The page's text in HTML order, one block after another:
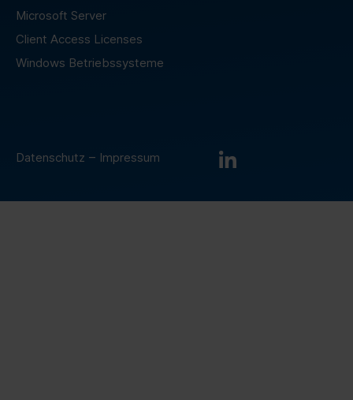
Microsoft Server
Client Access Licenses
Windows Betriebssysteme
Datenschutz – Impressum